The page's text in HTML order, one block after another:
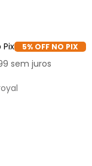
5% OFF NO PIX
sem juros